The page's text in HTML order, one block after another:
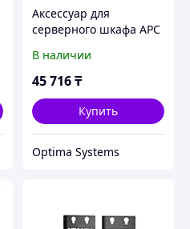
Аксессуар для
серверного шкафа APC
монтажа потолочных
панелей 100 мм
В наличии
45 716₸
Купить
Optima Systems